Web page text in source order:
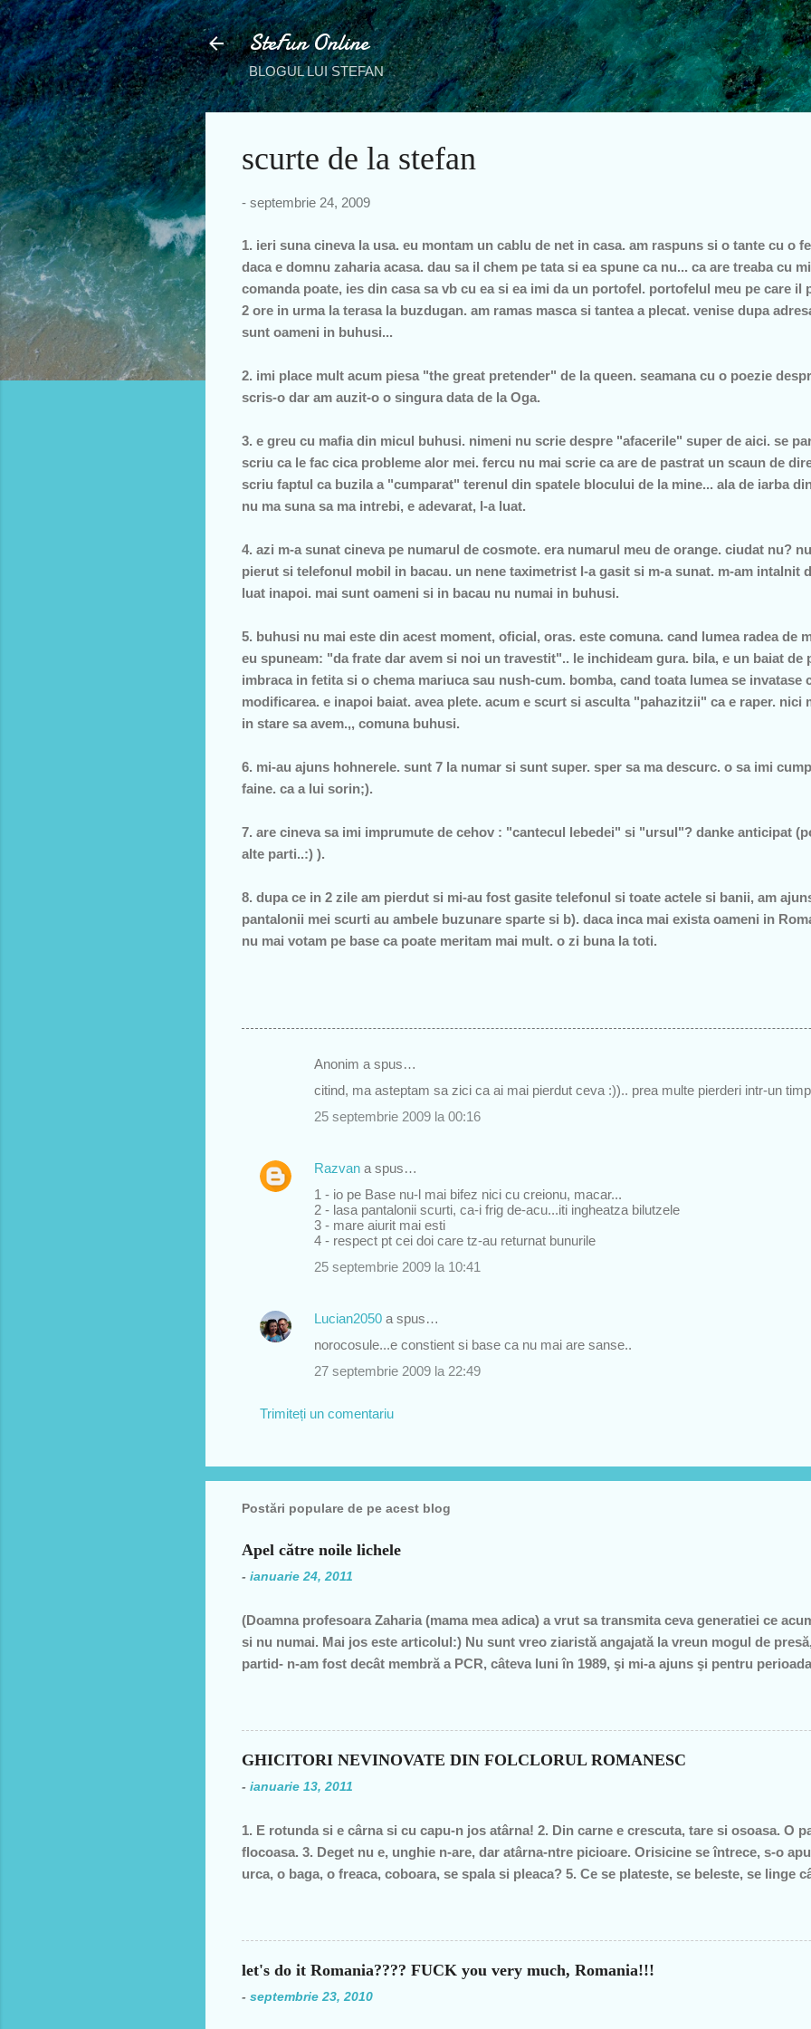
Treceți la conținutul principal
SteFun Online
BLOGUL LUI STEFAN
scurte de la stefan
- septembrie 24, 2009
1. ieri suna cineva la usa. eu montam un cablu de net in casa. am raspuns si o tante cu o
daca e domnu zaharia acasa. dau sa il chem pe tata si ea spune ca nu... ca are treaba cu
comanda poate, ies din casa sa vb cu ea si ea imi da un portofel. portofelul meu pe care il
2 ore in urma la terasa la buzdugan. am ramas masca si tantea a plecat. venise dupa
sunt oameni in buhusi...
2. imi place mult acum piesa "the great pretender" de la queen. seamana cu o poezie
scris-o dar am auzit-o o singura data de la Oga.
3. e greu cu mafia din micul buhusi. nimeni nu scrie despre "afacerile" super de aici. se
scriu ca le fac cica probleme alor mei. fercu nu mai scrie ca are de pastrat un scaun de
scriu faptul ca buzila a "cumparat" terenul din spatele blocului de la mine... ala de iarba
nu ma suna sa ma intrebi, e adevarat, l-a luat.
4. azi m-a sunat cineva pe numarul de cosmote. era numarul meu de orange. ciudat nu?
pierut si telefonul mobil in bacau. un nene taximetrist l-a gasit si m-a sunat. m-am intalnit
luat inapoi. mai sunt oameni si in bacau nu numai in buhusi.
5. buhusi nu mai este din acest moment, oficial, oras. este comuna. cand lumea radea de
eu spuneam: "da frate dar avem si noi un travestit".. le inchideam gura. bila, e un baiat de
imbraca in fetita si o chema mariuca sau nush-cum. bomba, cand toata lumea se invatase
modificarea. e inapoi baiat. avea plete. acum e scurt si asculta "pahazitzii" ca e raper. nici
in stare sa avem.,, comuna buhusi.
6. mi-au ajuns hohnerele. sunt 7 la numar si sunt super. sper sa ma descurc. o sa imi
faine. ca a lui sorin;).
7. are cineva sa imi imprumute de cehov : "cantecul lebedei" si "ursul"? danke anticipat
alte parti..:) ).
8. dupa ce in 2 zile am pierdut si mi-au fost gasite telefonul si toate actele si banii, am
pantalonii mei scurti au ambele buzunare sparte si b). daca inca mai exista oameni in
nu mai votam pe base ca poate meritam mai mult. o zi buna la toti.
n
Anonim a spus…
citind, ma asteptam sa zici ca ai mai pierdut ceva :)).. prea multe pierderi intr-un
25 septembrie 2009 la 00:16
Razvan a spus…
1 - io pe Base nu-l mai bifez nici cu creionu, macar...
2 - lasa pantalonii scurti, ca-i frig de-acu...iti ingheatza bilutzele
3 - mare aiurit mai esti
4 - respect pt cei doi care tz-au returnat bunurile
25 septembrie 2009 la 10:41
Lucian2050 a spus…
norocosule...e constient si base ca nu mai are sanse..
27 septembrie 2009 la 22:49
Trimiteți un comentariu
Postări populare de pe acest blog
Apel către noile lichele
- ianuarie 24, 2011
(Doamna profesoara Zaharia (mama mea adica) a vrut sa transmita ceva generatiei ce
si nu numai. Mai jos este articolul:) Nu sunt vreo ziaristă angajată la vreun mogul de
partid- n-am fost decât membră a PCR, câteva luni în 1989, şi mi-a ajuns şi pentru perioada
ţară, o bugetară care nu produce nimic concret şi care mai scoate şi tâmpiţi în urma
din discursul primului politician al ţării. "Mea culpa" (pentru pdl-işti, aceasta nu e o
speranţa că ceva se va schimba, o dată cu noua generaţie. Î...
GHICITORI NEVINOVATE DIN FOLCLORUL ROMANESC
- ianuarie 13, 2011
1. E rotunda si e cârna si cu capu-n jos atârna! 2. Din carne e crescuta, tare si osoasa. O
flocoasa. 3. Deget nu e, unghie n-are, dar atârna-ntre picioare. Orisicine se întrece, s-o
urca, o baga, o freaca, coboara, se spala si pleaca? 5. Ce se plateste, se beleste, se linge
fund si intra toata. Si acum raspunsurile... 1. ghinda 2. pana de gâsca 3. tâta vacii 4.
postala, timbrul 7. cizma Daca v-ati gandit la prostii.... sa va fie rusine....
let's do it Romania???? FUCK you very much, Romania!!!
- septembrie 23, 2010